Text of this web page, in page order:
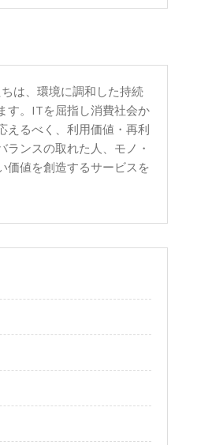
は、環境に調和した持続
す。ITを屈指し消費社会か
えるべく、利用価値・再利
ランスの取れた人、モノ・
価値を創造するサービスを